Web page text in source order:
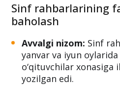
Sinf rahbarlarining
baholash
Avvalgi nizom: Sinf
yanvar va iyun
o‘qituvchilar xonasiga
yozilgan edi.